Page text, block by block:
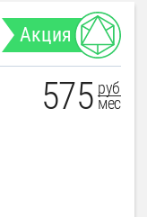
Акция
575 руб
мес